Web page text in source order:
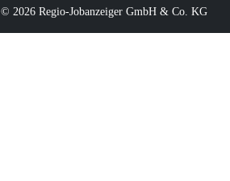
© 2026 Regio-Jobanzeiger GmbH & Co. KG